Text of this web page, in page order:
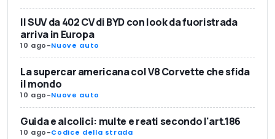
Il SUV da 402 CV di BYD con look da fuoristrada
arriva in Europa
10 ago-Nuove auto
La supercar americana col V8 Corvette che sfida
il mondo
10 ago-Nuove auto
Guida e alcolici: multe e reati secondo l'art.186
10 ago-Codice della strada